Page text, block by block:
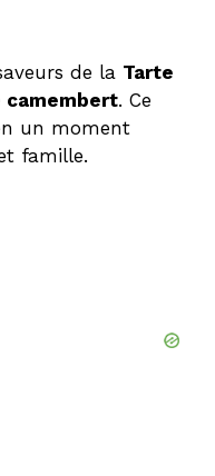
de la Tarte
camembert. Ce
un moment
famille.